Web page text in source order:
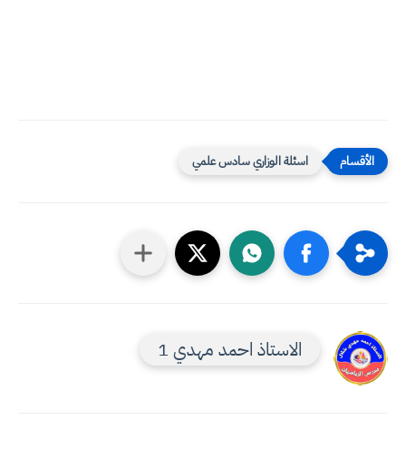
اسئلة الوزاري سادس علمي
الاستاذ احمد مهدي 1